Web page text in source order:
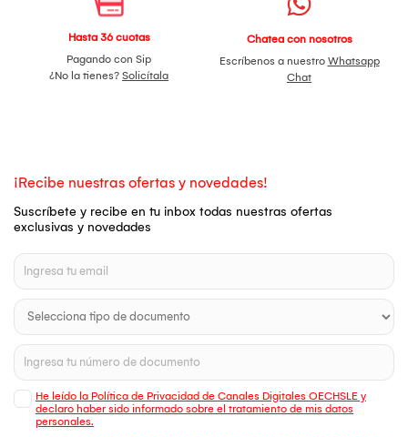
Hasta 36 cuotas
Pagando con Sip
¿No la tienes? Solicítala
Chatea con nosotros
Escríbenos a nuestro Whatsapp
Chat
¡Recibe nuestras ofertas y novedades!
Suscríbete y recibe en tu inbox todas nuestras ofertas
exclusivas y novedades
He leído la Política de Privacidad de Canales Digitales OECHSLE y
declaro haber sido informado sobre el tratamiento de mis datos
personales.